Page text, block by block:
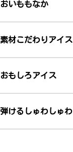
おいももなか
素材こだわりアイス
おもしろアイス
弾けるしゅわしゅわ